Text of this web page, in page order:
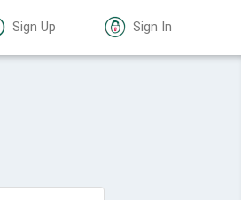
Sign Up Sign In